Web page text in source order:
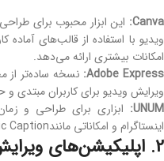
Canva
: این ابزار محبوب برای
امکانات بیشتری ارائه می‌دهد.
Adobe Express
:
ویرایش ویدیو برای کاربران مبتدی
UNUM
: ابزاری برای طراحی و
اینستاگرام و امکاناتی مانندMagic Caption و Magic Hashtags است.
2. اپلیکیشن‌های ویرایش ویدیو